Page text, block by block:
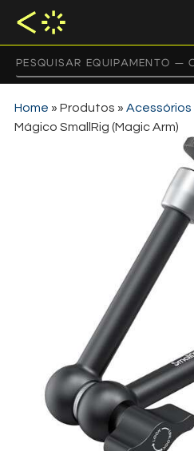
Home » Produtos » Acessórios
Mágico SmallRig (Magic Arm)